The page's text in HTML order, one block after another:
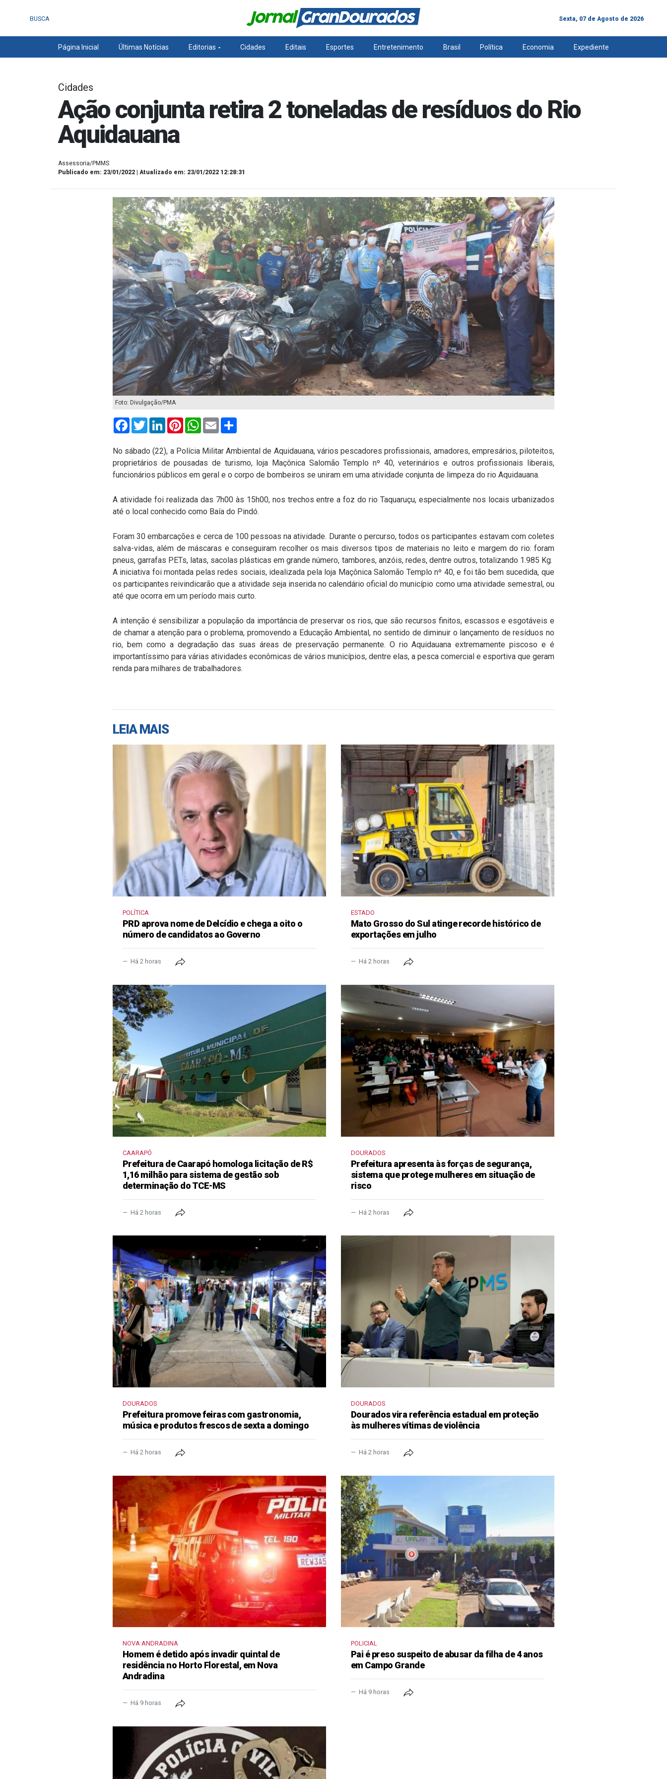
BUSCA Sexta, 07 de Agosto de 2026
Página Inicial Últimas Notícias Editorias Cidades Editais Esportes Entretenimento Brasil Política Economia Expediente
Cidades
Ação conjunta retira 2 toneladas de resíduos do Rio
Aquidauana
Assessoria/PMMS
Publicado em: 23/01/2022 | Atualizado em: 23/01/2022 12:28:31
Foto: Divulgação/PMA
FacebookTwitterLinkedInPinterestWhatsApp
Email
No sábado (22), a Polícia Militar Ambiental de Aquidauana, vários pescadores profissionais, amadores, empresários, piloteitos,
proprietários de pousadas de turismo, loja Maçônica Salomão Templo nº 40, veterinários e outros profissionais liberais,
funcionários públicos em geral e o corpo de bombeiros se uniram em uma atividade conjunta de limpeza do rio Aquidauana.
A atividade foi realizada das 7h00 às 15h00, nos trechos entre a foz do rio Taquaruçu, especialmente nos locais urbanizados
até o local conhecido como Baía do Pindó.
Foram 30 embarcações e cerca de 100 pessoas na atividade. Durante o percurso, todos os participantes estavam com coletes
salva-vidas, além de máscaras e conseguiram recolher os mais diversos tipos de materiais no leito e margem do rio: foram
pneus, garrafas PETs, latas, sacolas plásticas em grande número, tambores, anzóis, redes, dentre outros, totalizando 1.985 Kg.
A iniciativa foi montada pelas redes sociais, idealizada pela loja Maçônica Salomão Templo nº 40, e foi tão bem sucedida, que
os participantes reivindicarão que a atividade seja inserida no calendário oficial do município como uma atividade semestral, ou
até que ocorra em um período mais curto.
A intenção é sensibilizar a população da importância de preservar os rios, que são recursos finitos, escassos e esgotáveis e
de chamar a atenção para o problema, promovendo a Educação Ambiental, no sentido de diminuir o lançamento de resíduos no
rio, bem como a degradação das suas áreas de preservação permanente. O rio Aquidauana extremamente piscoso e é
importantíssimo para várias atividades econômicas de vários municípios, dentre elas, a pesca comercial e esportiva que geram
renda para milhares de trabalhadores.
LEIA MAIS
POLÍTICA
PRD aprova nome de Delcídio e chega a oito o
número de candidatos ao Governo
Há 2 horas
ESTADO
Mato Grosso do Sul atinge recorde histórico de
exportações em julho
Há 2 horas
CAARAPÓ
Prefeitura de Caarapó homologa licitação de R$
1,16 milhão para sistema de gestão sob
determinação do TCE-MS
Há 2 horas
DOURADOS
Prefeitura apresenta às forças de segurança,
sistema que protege mulheres em situação de
risco
Há 2 horas
DOURADOS
Prefeitura promove feiras com gastronomia,
música e produtos frescos de sexta a domingo
Há 2 horas
DOURADOS
Dourados vira referência estadual em proteção
às mulheres vítimas de violência
Há 2 horas
NOVA ANDRADINA
Homem é detido após invadir quintal de
residência no Horto Florestal, em Nova
Andradina
Há 9 horas
POLICIAL
Pai é preso suspeito de abusar da filha de 4 anos
em Campo Grande
Há 9 horas